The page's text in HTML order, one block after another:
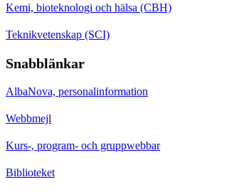
Kemi, bioteknologi och hälsa (CBH)
Teknikvetenskap (SCI)
Snabblänkar
AlbaNova, personalinformation
Webbmejl
Kurs-, program- och gruppwebbar
Biblioteket